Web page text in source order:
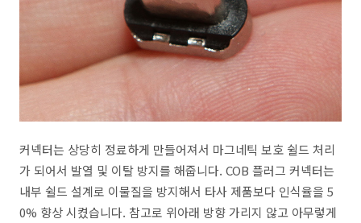
커넥터는 상당히 정료하게 만들어져서 마그네틱 보호 쉴드 처리
가 되어서 발열 및 이탈 방지를 해줍니다. COB 플러그 커넥터는
내부 쉴드 설계로 이물질을 방지해서 타사 제품보다 인식율을 5
0% 향상 시켰습니다. 참고로 위아래 방향 가리지 않고 아무렇게